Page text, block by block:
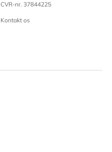
CVR-nr. 37844225
Kontakt os